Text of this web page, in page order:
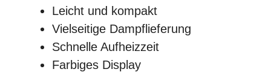
Leicht und kompakt
Vielseitige Dampflieferung
Schnelle Aufheizzeit
Farbiges Display